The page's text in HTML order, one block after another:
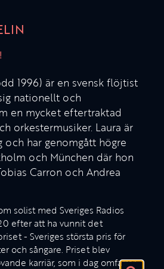
1996) är en svensk flöjtist
nationellt och
en mycket eftertraktad
orkestermusiker. Laura är
har genomgått högre
och München där hon
Carron och Andrea
solist med Sveriges Radios
efter att ha vunnit det
- Sveriges största pris för
och sångare. Priset blev
karriär, som i dag omfattar